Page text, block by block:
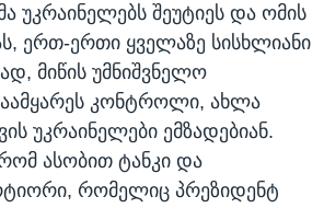
უკრაინელებს შეუტიეს და ომის
ერთ-ერთი ყველაზე სისხლიანი
მიწის უმნიშვნელო
კონტროლი, ახლა
უკრაინელები ემზადებიან.
რომ ასობით ტანკი და
რომელიც პრეზიდენტ